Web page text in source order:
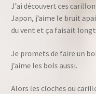
J’ai découvert ces
Japon, j’aime le bruit
du vent et ça faisait
Je promets de faire un
j’aime les bols aussi.
Alors les cloches ou